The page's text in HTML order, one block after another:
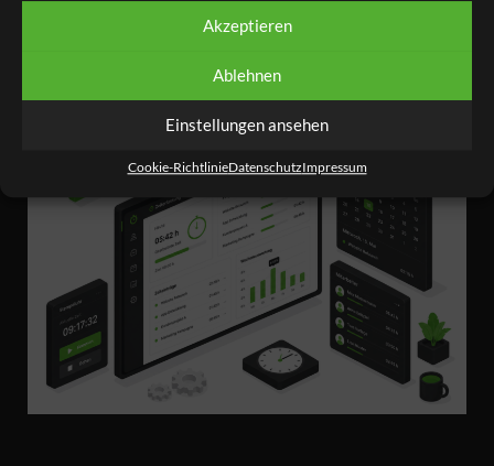
Akzeptieren
Ablehnen
Einstellungen ansehen
Cookie-RichtlinieDatenschutzImpressum
gubergren, no sea takimata sanctus est Lorem ipsum dolor